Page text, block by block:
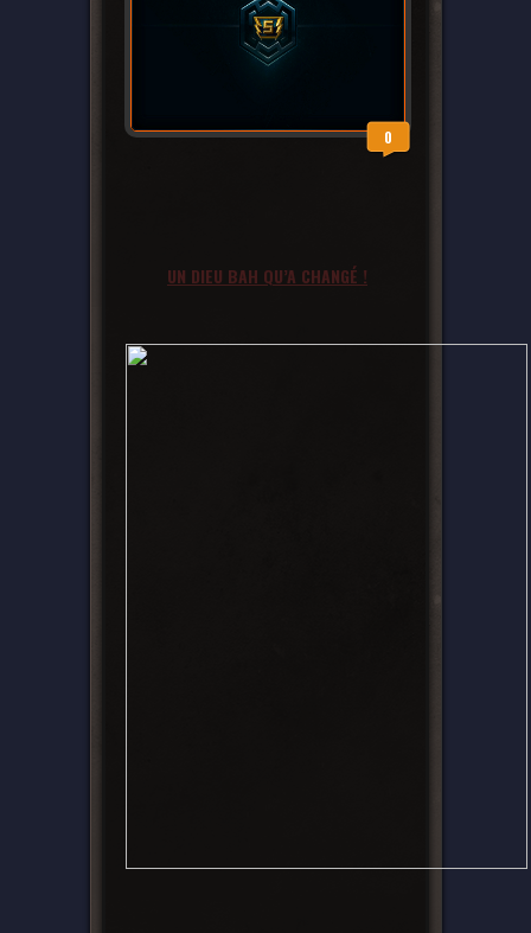
0
UN DIEU BAH QU’A CHANGÉ !